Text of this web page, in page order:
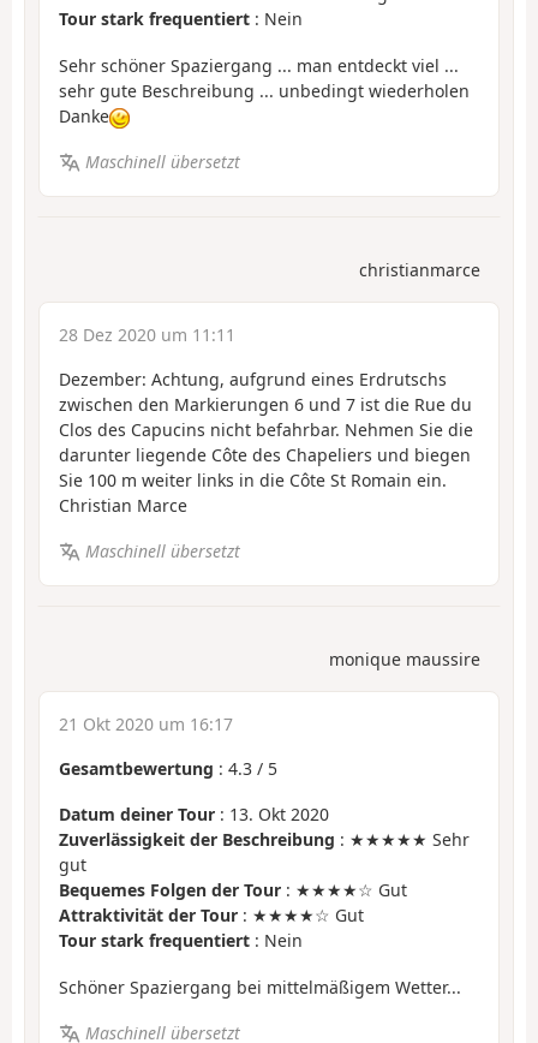
Tour stark frequentiert : Nein
Sehr schöner Spaziergang ... man entdeckt viel ...
sehr gute Beschreibung ... unbedingt wiederholen
Danke
Maschinell übersetzt
christianmarce
28 Dez 2020 um 11:11
Dezember: Achtung, aufgrund eines Erdrutschs
zwischen den Markierungen 6 und 7 ist die Rue du
Clos des Capucins nicht befahrbar. Nehmen Sie die
darunter liegende Côte des Chapeliers und biegen
Sie 100 m weiter links in die Côte St Romain ein.
Christian Marce
Maschinell übersetzt
monique maussire
21 Okt 2020 um 16:17
Gesamtbewertung : 4.3 / 5
Datum deiner Tour : 13. Okt 2020
Zuverlässigkeit der Beschreibung : ★★★★★ Sehr
gut
Bequemes Folgen der Tour : ★★★★☆ Gut
Attraktivität der Tour : ★★★★☆ Gut
Tour stark frequentiert : Nein
Schöner Spaziergang bei mittelmäßigem Wetter...
Maschinell übersetzt